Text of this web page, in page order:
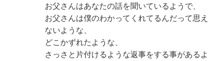
お父さんはあなたの話を聞いているようで、
お父さんは僕のわかってくれてるんだって思え
ないような、
どこかずれたような、
さっさと片付けるような返事をする事があるよ